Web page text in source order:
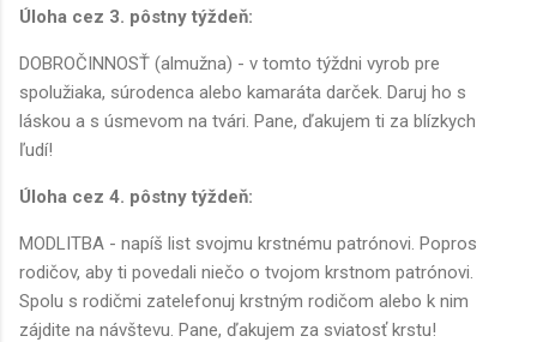
Úloha cez 3. pôstny týždeň:
DOBROČINNOSŤ (almužna) - v tomto týždni vyrob pre
spolužiaka, súrodenca alebo kamaráta darček. Daruj ho s
láskou a s úsmevom na tvári. Pane, ďakujem ti za blízkych
ľudí!
Úloha cez 4. pôstny týždeň:
MODLITBA - napíš list svojmu krstnému patrónovi. Popros
rodičov, aby ti povedali niečo o tvojom krstnom patrónovi.
Spolu s rodičmi zatelefonuj krstným rodičom alebo k nim
zájdite na návštevu. Pane, ďakujem za sviatosť krstu!